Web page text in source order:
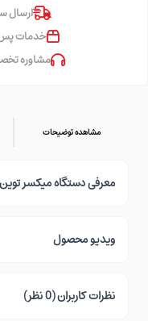
ارسال
خدمات پس
مشاوره
مشاهده توضیحات
معرفی دستگاه میکسر
ویدیو محصول
نظرات کاربران (0 نظر)